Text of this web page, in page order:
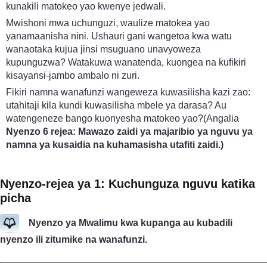
kunakili matokeo yao kwenye jedwali.
Mwishoni mwa uchunguzi, waulize matokea yao
yanamaanisha nini. Ushauri gani wangetoa kwa watu
wanaotaka kujua jinsi msuguano unavyoweza
kupunguzwa? Watakuwa wanatenda, kuongea na kufikiri
kisayansi-jambo ambalo ni zuri.
Fikiri namna wanafunzi wangeweza kuwasilisha kazi zao:
utahitaji kila kundi kuwasilisha mbele ya darasa? Au
watengeneze bango kuonyesha matokeo yao?(Angalia
Nyenzo 6 rejea: Mawazo zaidi ya majaribio ya nguvu ya
namna ya kusaidia na kuhamasisha utafiti zaidi.)
Nyenzo-rejea ya 1: Kuchunguza nguvu katika
picha
Nyenzo ya Mwalimu kwa kupanga au kubadili
nyenzo ili zitumike na wanafunzi.